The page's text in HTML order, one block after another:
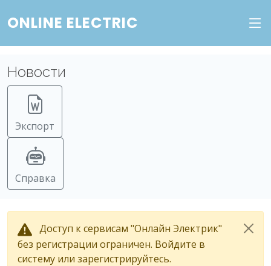
ONLINE ELECTRIC
Новости
Экспорт
Справка
Доступ к сервисам "Онлайн Электрик"
без регистрации ограничен. Войдите в
систему или зарегистрируйтесь.